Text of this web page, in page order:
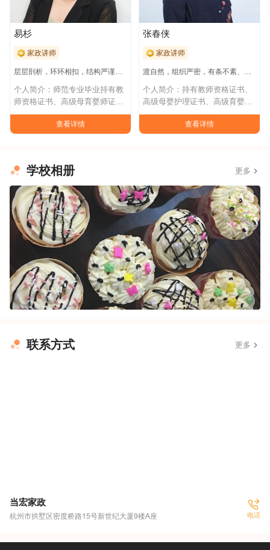
易杉
家政讲师
层层剖析，环环相扣，结构严谨，理论实际相结合
个人简介：师范专业毕业持有教
师资格证书、高级母育婴师证
书、高级催乳师证
查看详情
张春侠
家政讲师
渡自然，组织严密，有条不紊、思路清晰
个人简介：持有教师资格证书、
高级母婴护理证书、高级育婴师
证书、营养师证
查看详情
学校相册 更多
联系方式 更多
当宏家政
杭州市拱墅区密度桥路15号新世纪大厦9楼A座 电话